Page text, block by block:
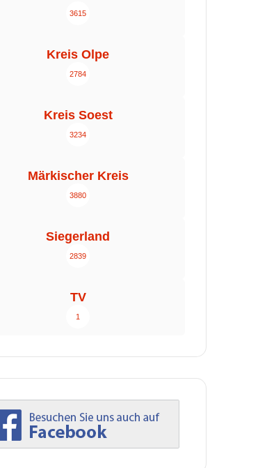
3615
Kreis Olpe
2784
Kreis Soest
3234
Märkischer Kreis
3880
Siegerland
2839
TV
1